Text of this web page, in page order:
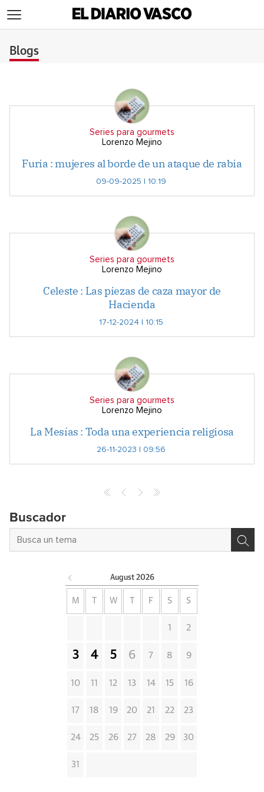
Blogs
Series para gourmets
Lorenzo Mejino
Furia : mujeres al borde de un ataque de rabia
09-09-2025 | 10:19
Series para gourmets
Lorenzo Mejino
Celeste : Las piezas de caza mayor de
Hacienda
17-12-2024 | 10:15
Series para gourmets
Lorenzo Mejino
La Mesías : Toda una experiencia religiosa
26-11-2023 | 09:56
Buscador
August 2026
M W F S S
1 2
3 4 5 6 7 8 9
10 11 12 13 14 15 16
17 18 19 20 21 22 23
24 25 26 27 28 29 30
31